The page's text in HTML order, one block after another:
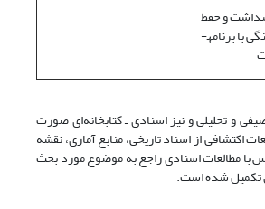
و حفظ
میراث فرهنگی با برنامه­
و تحلیلی و نیز اسنادی ـ کتابخانه‌ای صورت
اکتشافی از اسناد تاریخی، منابع آماری، نقشه
با مطالعات اسنادی راجع به موضوع مورد بحث
تکمیل شده است.